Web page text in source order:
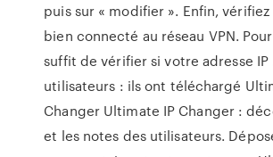
puis sur « modifier ». Enfin, vérifiez
bien connecté au réseau VPN.
suffit de vérifier si votre adresse IP
utilisateurs : ils ont téléchargé
Changer Ultimate IP Changer :
et les notes des utilisateurs.